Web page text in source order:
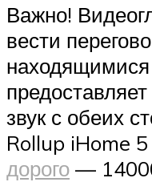
Важно!
вести
звук с обеих
Rollup iHome 5
дорого —